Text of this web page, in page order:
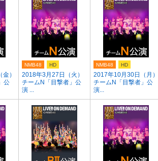
）
公
2018年3月27日（火）
チームN「目撃者」公
演 ...
NMB48 HD
2017年10月30日（月）
チームN「目撃者」公
演...
NMB48 HD